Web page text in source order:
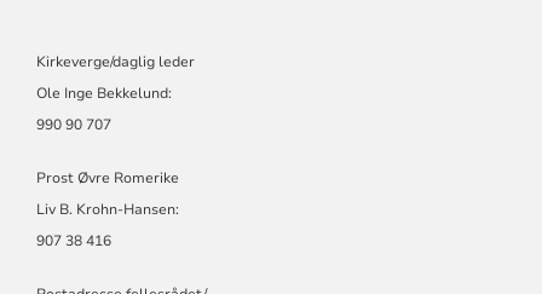
Kirkeverge/daglig leder
Ole Inge Bekkelund:
990 90 707
Prost Øvre Romerike
Liv B. Krohn-Hansen:
907 38 416